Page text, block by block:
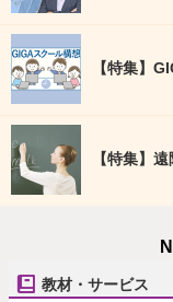
【特集】
【特集】
教材・サービス